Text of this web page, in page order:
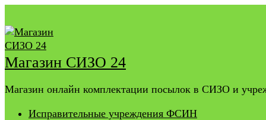
к
содержанию
Магазин СИЗО 24
Магазин онлайн комплектации посылок в СИЗО и
Исправительные учреждения ФСИН